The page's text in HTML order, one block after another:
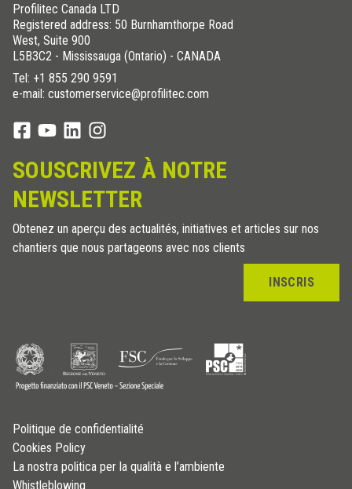
Profilitec Canada LTD
Registered address: 50 Burnhamthorpe Road
West, Suite 900
L5B3C2 - Mississauga (Ontario) - CANADA
Tel: +1 855 290 9591
e-mail: customerservice@profilitec.com
SOUSCRIVEZ À NOTRE
NEWSLETTER
Obtenez un aperçu des actualités, initiatives et articles sur nos
chantiers que nous partageons avec nos clients
INSCRIS
Politique de confidentialité
Cookies Policy
La nostra politica per la qualità e l’ambiente
Whistleblowing